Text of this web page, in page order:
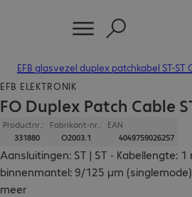
EFB glasvezel duplex patchkabel ST-ST
EFB ELEKTRONIK
FO Duplex Patch Cable
Productnr.:
331880
Fabrikant-nr.:
O2003.1
EAN
4049759026257
Aansluitingen: ST | ST - Kabellengte:
binnenmantel: 9/125 µm
meer